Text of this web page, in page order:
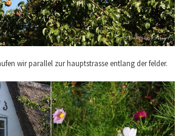
wir parallel zur hauptstrasse entlang der felder.